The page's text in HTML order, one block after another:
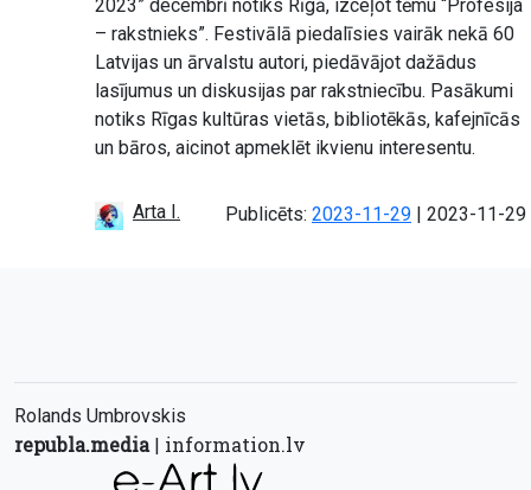
2023” decembrī notiks Rīgā, izceļot tēmu “Profesija
– rakstnieks”. Festivālā piedalīsies vairāk nekā 60
Latvijas un ārvalstu autori, piedāvājot dažādus
lasījumus un diskusijas par rakstniecību. Pasākumi
notiks Rīgas kultūras vietās, bibliotēkās, kafejnīcās
un bāros, aicinot apmeklēt ikvienu interesentu.
Arta I. Publicēts: 2023-11-29 Atjaunots:
2023-11-29
Rolands Umbrovskis
republa.media| information.lv